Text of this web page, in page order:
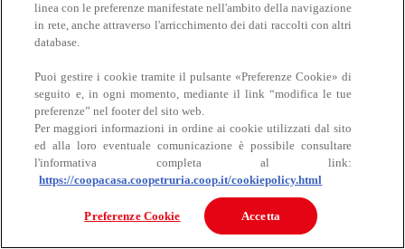
Carne
Carne
Bovino
linea con le preferenze manifestate nell'ambito della navigazione
in rete, anche attraverso l'arricchimento dei dati raccolti con altri
database.
Puoi gestire i cookie tramite il pulsante «Preferenze Cookie» di
seguito e, in ogni momento, mediante il link “modifica le tue
preferenze” nel footer del sito web.
Per maggiori informazioni in ordine ai cookie utilizzati dal sito
ed alla loro eventuale comunicazione è possibile consultare
l'informativa completa al link:
https://coopacasa.coopetruria.coop.it/cookiepolicy.html
Preferenze Cookie Accetta